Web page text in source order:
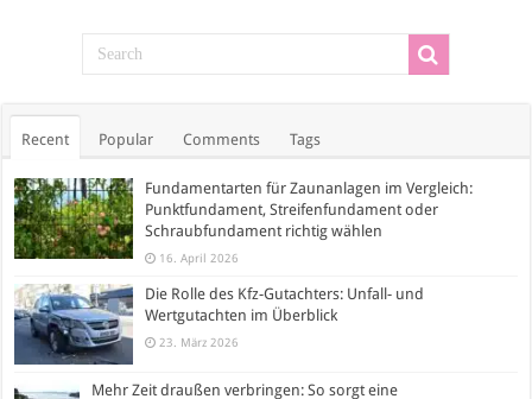
Recent Popular Comments Tags
Fundamentarten für Zaunanlagen im Vergleich:
Punktfundament, Streifenfundament oder
Schraubfundament richtig wählen
16. April 2026
Die Rolle des Kfz-Gutachters: Unfall- und
Wertgutachten im Überblick
23. März 2026
Mehr Zeit draußen verbringen: So sorgt eine